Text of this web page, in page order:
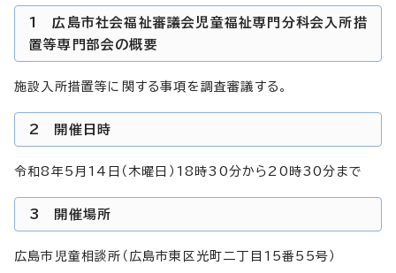
1 広島市社会福祉審議会児童福祉専門分科会入所措
置等専門部会の概要
施設入所措置等に関する事項を調査審議する。
2 開催日時
令和8年5月14日（木曜日）18時30分から20時30分まで
3 開催場所
広島市児童相談所（広島市東区光町二丁目15番55号）